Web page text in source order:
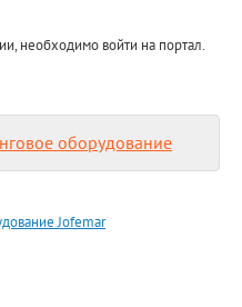
необходимо войти на портал.
оборудование
Jofemar